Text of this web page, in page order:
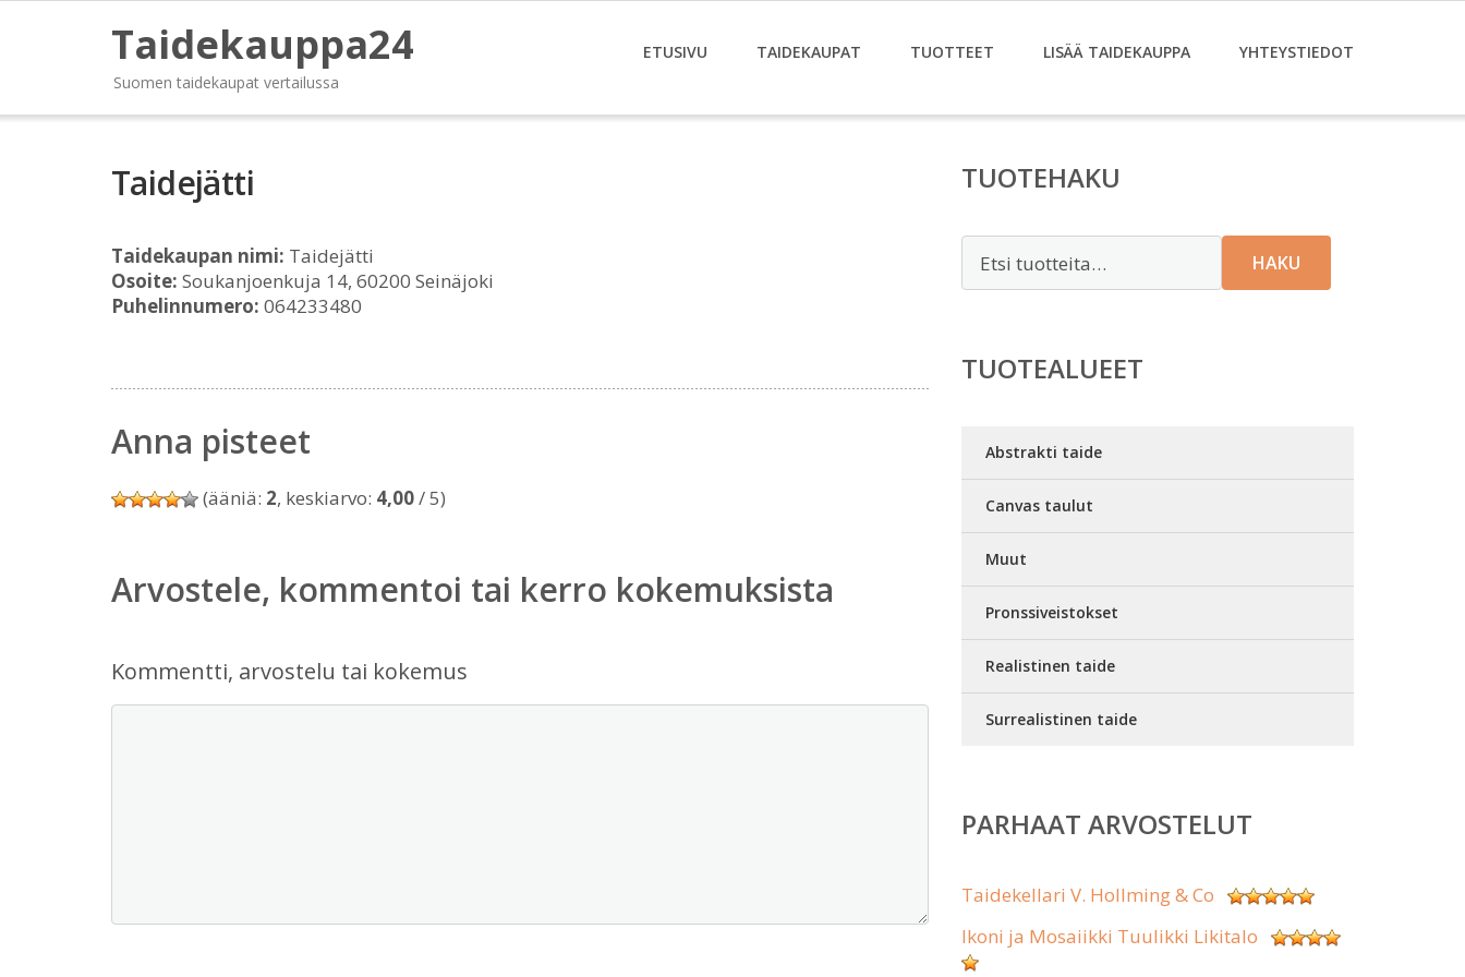
Taidekauppa24
Suomen taidekaupat vertailussa
ETUSIVU TAIDEKAUPAT TUOTTEET LISÄÄ TAIDEKAUPPA YHTEYSTIEDOT
Taidejätti
Taidekaupan nimi: Taidejätti
Osoite: Soukanjoenkuja 14, 60200 Seinäjoki
Puhelinnumero: 064233480
Anna pisteet
(ääniä: 2, keskiarvo: 4,00/ 5)
Arvostele, kommentoi tai kerro kokemuksista
Kommentti, arvostelu tai kokemus
TUOTEHAKU
HAKU
TUOTEALUEET
Abstrakti taide
Canvas taulut
Muut
Pronssiveistokset
Realistinen taide
Surrealistinen taide
PARHAAT ARVOSTELUT
Taidekellari V. Hollming & Co
Ikoni ja Mosaiikki Tuulikki Likitalo